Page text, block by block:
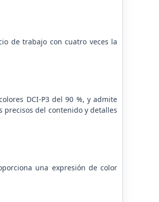
de trabajo con cuatro veces la
DCI-P3 del 90 %, y admite
del contenido y detalles
una expresión de color